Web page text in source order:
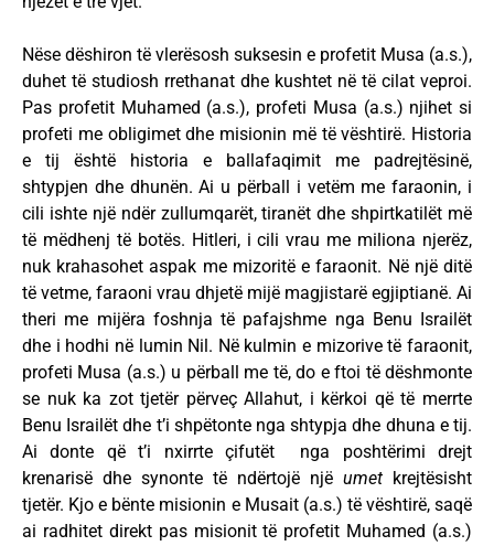
Nëse dëshiron të vlerësosh suksesin e profetit Musa (a.s.),
duhet të studiosh rrethanat dhe kushtet në të cilat veproi.
Pas profetit Muhamed (a.s.), profeti Musa (a.s.) njihet si
profeti me obligimet dhe misionin më të vështirë. Historia
e tij është historia e ballafaqimit me padrejtësinë,
shtypjen dhe dhunën. Ai u përball i vetëm me faraonin, i
cili ishte një ndër zullumqarët, tiranët dhe shpirtkatilët më
të mëdhenj të botës. Hitleri, i cili vrau me miliona njerëz,
nuk krahasohet aspak me mizoritë e faraonit. Në një ditë
të vetme, faraoni vrau dhjetë mijë magjistarë egjiptianë. Ai
theri me mijëra foshnja të pafajshme nga Benu Israilët
dhe i hodhi në lumin Nil. Në kulmin e mizorive të faraonit,
profeti Musa (a.s.) u përball me të, do e ftoi të dëshmonte
se nuk ka zot tjetër përveç Allahut, i kërkoi që të merrte
Benu Israilët dhe t’i shpëtonte nga shtypja dhe dhuna e tij.
Ai donte që t’i nxirrte çifutët nga poshtërimi drejt
krenarisë dhe synonte të ndërtojë një umet krejtësisht
tjetër. Kjo e bënte misionin e Musait (a.s.) të vështirë, saqë
ai radhitet direkt pas misionit të profetit Muhamed (a.s.)